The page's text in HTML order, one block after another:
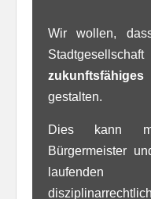
Wir wollen,
zukunftsfähiges
gestalten.
Dies kann
Bürgermeister
laufenden